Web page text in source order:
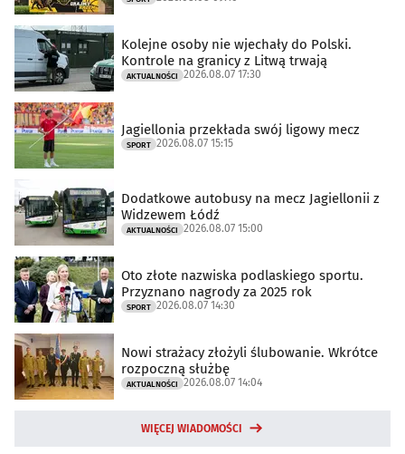
Kolejne osoby nie wjechały do Polski.
Kontrole na granicy z Litwą trwają
AKTUALNOŚCI 2026.08.07 17:30
Jagiellonia przekłada swój ligowy mecz
SPORT 2026.08.07 15:15
Dodatkowe autobusy na mecz Jagiellonii z
Widzewem Łódź
AKTUALNOŚCI 2026.08.07 15:00
Oto złote nazwiska podlaskiego sportu.
Przyznano nagrody za 2025 rok
SPORT 2026.08.07 14:30
Nowi strażacy złożyli ślubowanie. Wkrótce
rozpoczną służbę
AKTUALNOŚCI 2026.08.07 14:04
WIĘCEJ WIADOMOŚCI